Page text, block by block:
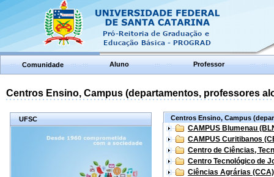
Comunidade Aluno Professor
Centros Ensino, Campus (departamentos, professores
UFSC Centros Ensino, Campus
CAMPUS Blumenau
CAMPUS Curitibanos
Centro de Ciências,
Centro Tecnológico de
Ciências Agrárias (CCA)